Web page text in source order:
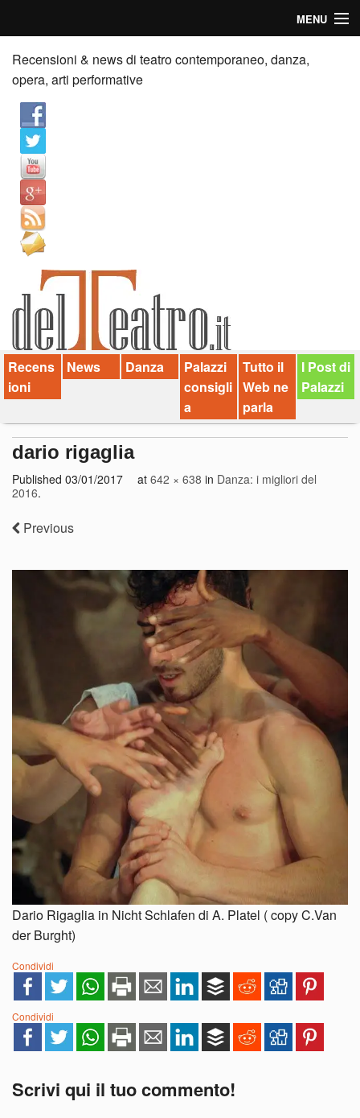
MENU
Home
Recensioni
Anticipazioni
News
Palazzi consiglia
Video
Chi siamo
Contatti
dT in English
Recensioni & news di teatro contemporaneo, danza,
opera, arti performative
Recens
ioni
News Danza
Palazzi
consigli
a
Tutto il
Web ne
parla
I Post di
Palazzi
dario rigaglia
Published 03/01/2017 at 642 × 638 in Danza: i migliori del
2016.
Previous
Dario Rigaglia in Nicht Schlafen di A. Platel ( copy C.Van
der Burght)
Condividi
Condividi
Scrivi qui il tuo commento!